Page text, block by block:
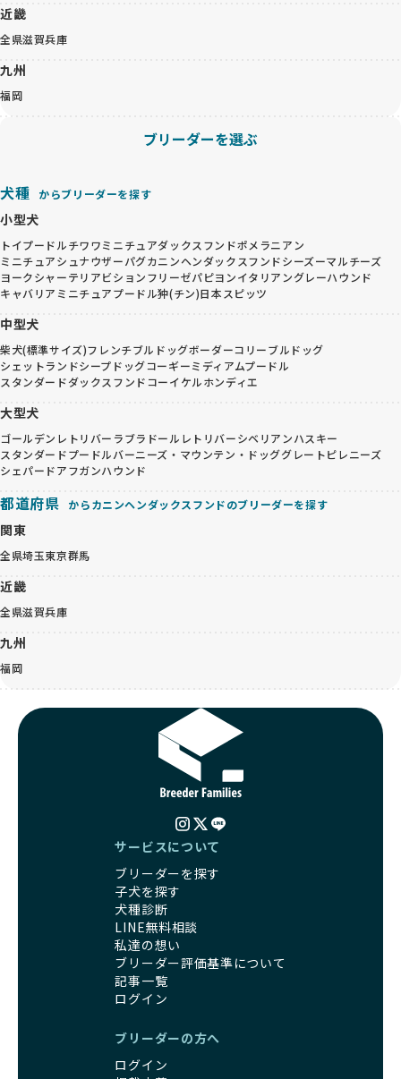
近畿
全県滋賀兵庫
九州
福岡
ブリーダーを選ぶ
犬種 からブリーダーを探す
小型犬
トイプードルチワワミニチュアダックスフンドポメラニアン
ミニチュアシュナウザーパグカニンヘンダックスフンドシーズーマルチーズ
ヨークシャーテリアビションフリーゼパピヨンイタリアングレーハウンド
キャバリア ミニチュアプードル狆(チン)日本スピッツ
中型犬
柴犬(標準サイズ)フレンチブルドッグボーダーコリーブルドッグ
シェットランドシープドッグコーギーミディアムプードル
スタンダードダックスフンドコーイケルホンディエ
大型犬
ゴールデンレトリバー ラブラドールレトリバーシベリアンハスキー
スタンダードプードルバーニーズ・マウンテン・ドッググレートピレニーズ
シェパードアフガンハウンド
都道府県 からカニンヘンダックスフンドのブリーダーを探す
関東
全県埼玉東京群馬
近畿
全県滋賀兵庫
九州
福岡
サービスについて
ブリーダーを探す
子犬を探す
犬種診断
LINE無料相談
私達の想い
ブリーダー評価基準について
記事一覧
ログイン
ブリーダーの方へ
ログイン